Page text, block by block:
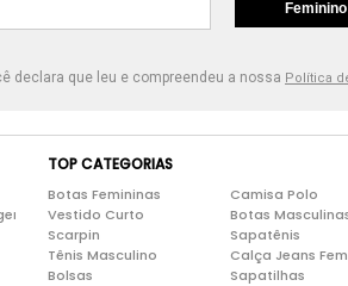
Feminino
declara que leu e compreendeu a nossa Política
TOP CATEGORIAS
Botas Femininas
Vestido Curto
Scarpin
Tênis Masculino
Bolsas
Camisa Polo
Botas
Sapatênis
Calça Jeans
Sapatilhas